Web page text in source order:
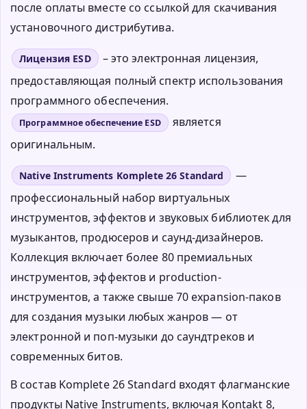
после оплаты вместе со ссылкой для скачивания
установочного дистрибутива.
Лицензия ESD
– это электронная лицензия,
предоставляющая полный спектр использования
программного обеспечения.
Программное обеспечение ESD
является
оригинальным.
Native Instruments Komplete 26 Standard
—
профессиональный набор виртуальных
инструментов, эффектов и звуковых библиотек для
музыкантов, продюсеров и саунд-дизайнеров.
Коллекция включает более 80 премиальных
инструментов, эффектов и production-
инструментов, а также свыше 70 expansion-паков
для создания музыки любых жанров — от
электронной и поп-музыки до саундтреков и
современных битов.
В состав Komplete 26 Standard входят флагманские
продукты Native Instruments, включая Kontakt 8,